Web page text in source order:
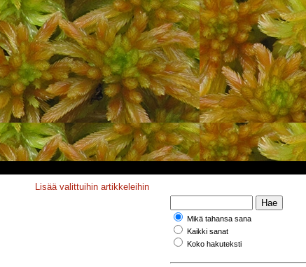
Lisää valittuihin artikkeleihin
Mikä tahansa sana
Kaikki sanat
Koko hakuteksti